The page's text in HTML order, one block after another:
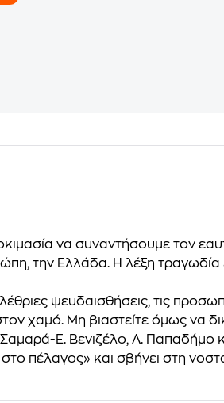
να συναντήσουμε τον
την Ελλάδα. Η λέξη τραγωδία
ψευδαισθήσεις, τις
χαμό. Μη βιαστείτε όμως να
Ε. Βενιζέλο, Λ. Παπαδήμο
πέλαγος» και σβήνει στη